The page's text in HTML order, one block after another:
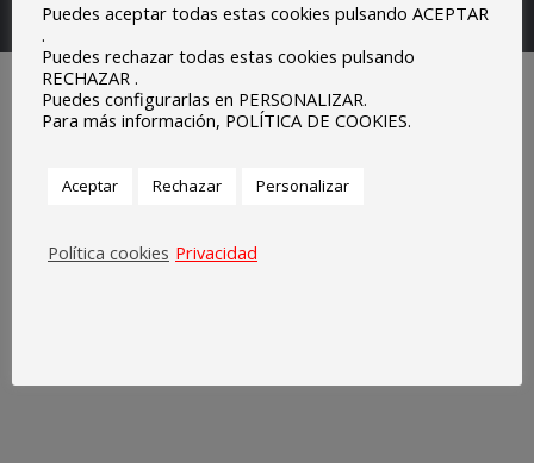
Legal
Puedes aceptar todas estas cookies pulsando ACEPTAR
.
Puedes rechazar todas estas cookies pulsando
RECHAZAR .
Puedes configurarlas en PERSONALIZAR.
Para más información, POLÍTICA DE COOKIES.
Aceptar Rechazar Personalizar
Política cookies Privacidad